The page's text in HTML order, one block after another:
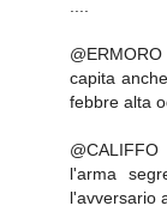
@ERMORO
capita
febbre alta
@CALIFFO
l'arma
l'avversario